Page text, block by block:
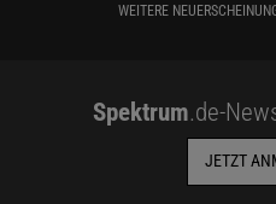
WEITERE
Spektrum.de-
JETZT